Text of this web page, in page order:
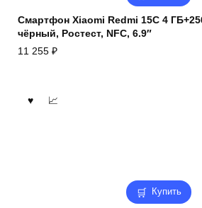
Смартфон Xiaomi Redmi 15C 4
чёрный, Ростест, NFC, 6.9″
11 255 ₽
Купить